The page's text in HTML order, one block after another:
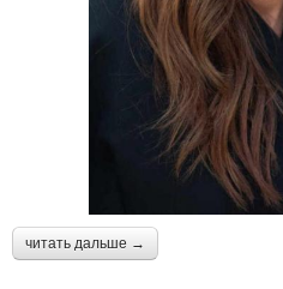
читать дальше →